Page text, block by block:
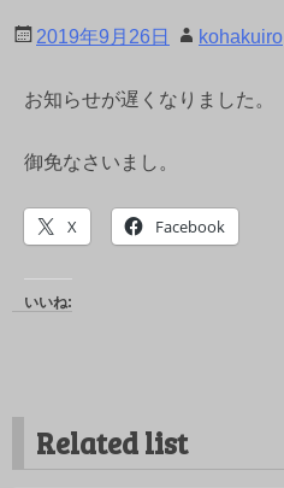
2019年9月26日 kohakuiro
お知らせが遅くなりました。
御免なさいまし。
X Facebook
いいね:
Related list